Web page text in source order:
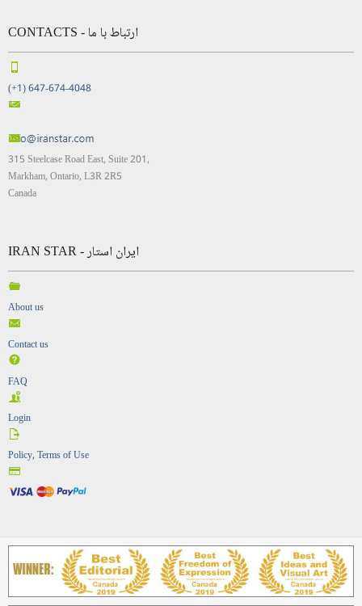
CONTACTS - ارتباط با ما
(+1) 647-674-4048
315 Steelcase Road East, Suite 201,
Markham, Ontario, L3R 2R5
Canada
IRAN STAR - ایران استار
About us
Contact us
FAQ
Login
Policy, Terms of Use